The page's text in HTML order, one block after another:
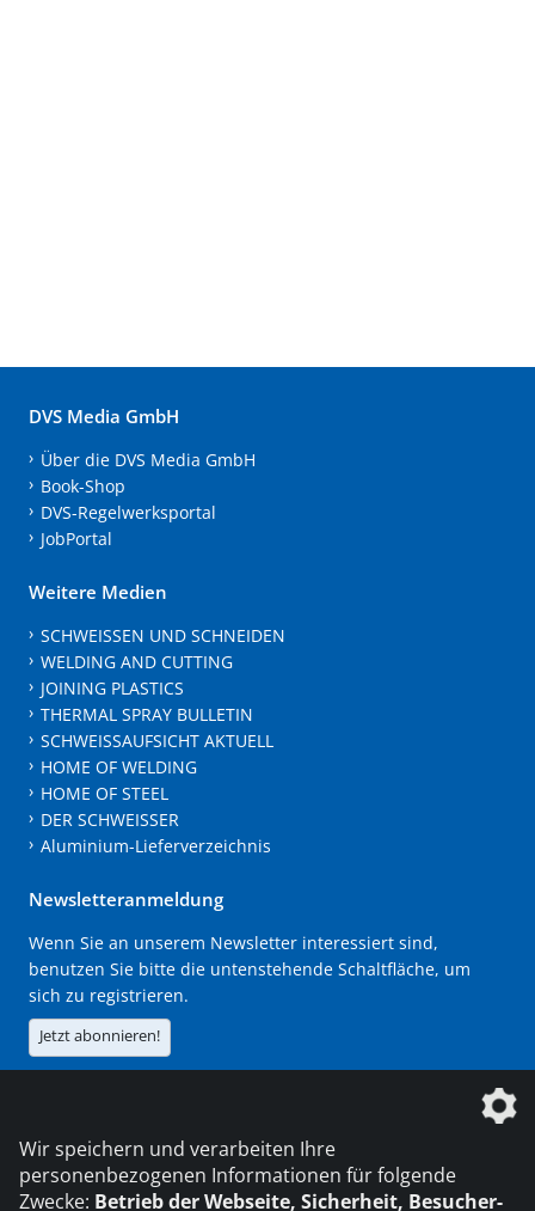
DVS Media GmbH
Über die DVS Media GmbH
Book-Shop
DVS-Regelwerksportal
JobPortal
Weitere Medien
SCHWEISSEN UND SCHNEIDEN
WELDING AND CUTTING
JOINING PLASTICS
THERMAL SPRAY BULLETIN
SCHWEISSAUFSICHT AKTUELL
HOME OF WELDING
HOME OF STEEL
DER SCHWEISSER
Aluminium-Lieferverzeichnis
Newsletteranmeldung
Wenn Sie an unserem Newsletter interessiert sind,
benutzen Sie bitte die untenstehende Schaltfläche, um
sich zu registrieren.
Jetzt abonnieren!
Die DVS Media GmbH ist ein Unternehmen der
Wir speichern und verarbeiten Ihre
personenbezogenen Informationen für folgende
Zwecke: Betrieb der Webseite, Sicherheit, Besucher-